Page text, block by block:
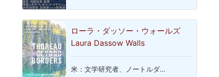
ローラ・ダッソー・ウォールズ
Laura Dassow Walls
米：文学研究者、ノートルダ…